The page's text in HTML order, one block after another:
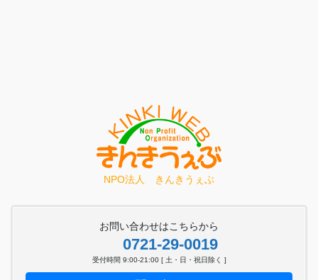
NPO法人 きんきうぇぶ
お問い合わせはこちらから
0721-29-0019
受付時間 9:00-21:00 [ 土・日・祝日除く ]